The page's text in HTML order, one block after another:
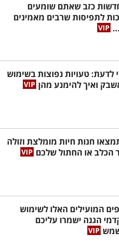
כזב שאתם שומעים
לתפיסות שרבים מאמינים
לדעת: טעויות נפוצות בשימוש
ואיך להימנע מהן
חנות חיות מומלצת וזולה
הכלב או החתול שלכם
המועילים האלו לשימוש
הגנה ישמרו עליכם